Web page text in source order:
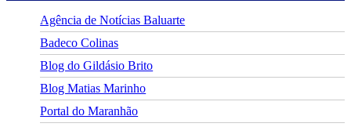
Agência de Notícias Baluarte
Badeco Colinas
Blog do Gildásio Brito
Blog Matias Marinho
Portal do Maranhão